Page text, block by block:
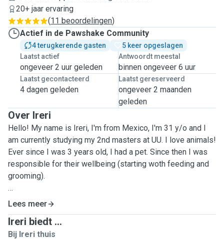
20+ jaar ervaring
(11 beoordelingen)
Actief in de Pawshake Community
4 terugkerende gasten
5 keer opgeslagen
Laatst actief
ongeveer 2 uur geleden
Antwoordt meestal
binnen ongeveer 6 uur
Laatst gecontacteerd
4 dagen geleden
Laatst gereserveerd
ongeveer 2 maanden
geleden
Over Ireri
Hello! My name is Ireri, I'm from Mexico, I'm 31 y/o and I
am currently studying my 2nd masters at UU. I love animals!
Ever since I was 3 years old, I had a pet. Since then I was
responsible for their wellbeing (starting woth feeding and
grooming).
I love playing and spending time specially with cats and
dogs without being invasive. I know how to follow feeding
and walking schedules. If they have dietary restrictions just
let me know, I won't give them anything off their menu.
Lees meer
Ireri biedt ...
Bij Ireri thuis